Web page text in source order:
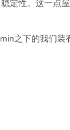
定性。这一点
之下的我们